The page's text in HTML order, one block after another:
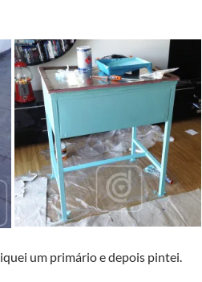
um primário e depois pintei.